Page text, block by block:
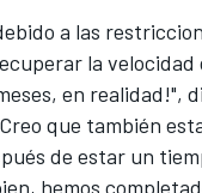
a las
la velocidad
en realidad!",
que también
de estar un
hemos